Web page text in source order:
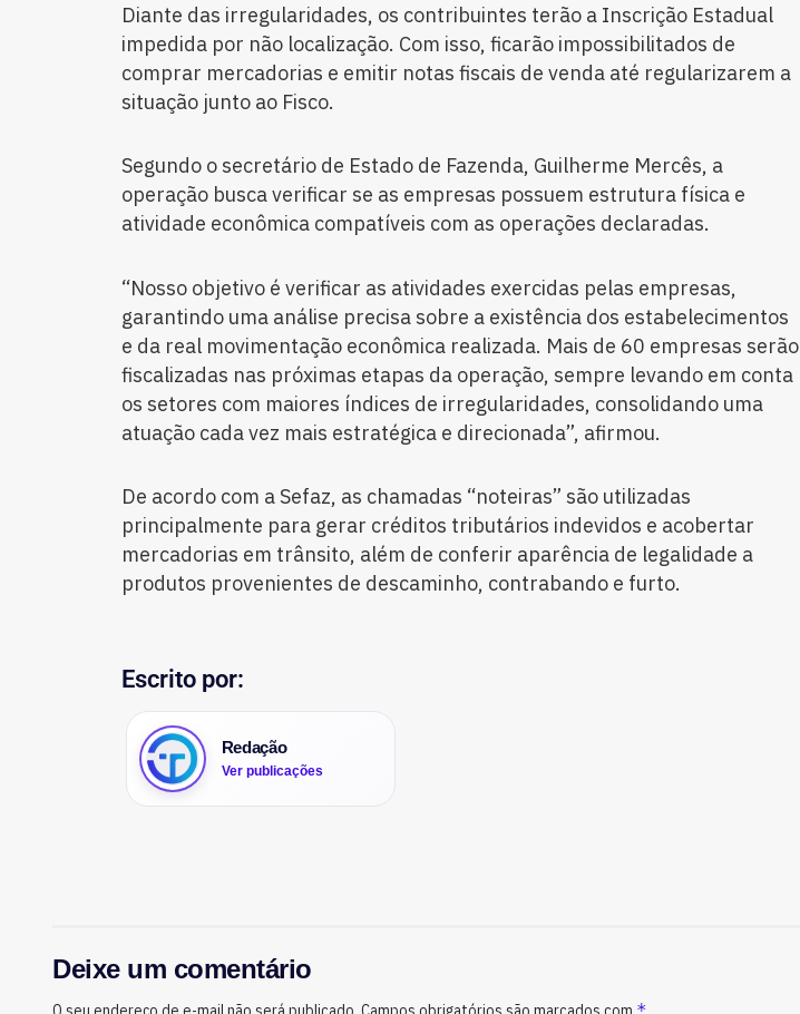
Diante das irregularidades, os contribuintes terão a Inscrição Estadual
impedida por não localização. Com isso, ficarão impossibilitados de
comprar mercadorias e emitir notas fiscais de venda até regularizarem a
situação junto ao Fisco.
Segundo o secretário de Estado de Fazenda, Guilherme Mercês, a
operação busca verificar se as empresas possuem estrutura física e
atividade econômica compatíveis com as operações declaradas.
“Nosso objetivo é verificar as atividades exercidas pelas empresas,
garantindo uma análise precisa sobre a existência dos estabelecimentos
e da real movimentação econômica realizada. Mais de 60 empresas serão
fiscalizadas nas próximas etapas da operação, sempre levando em conta
os setores com maiores índices de irregularidades, consolidando uma
atuação cada vez mais estratégica e direcionada”, afirmou.
De acordo com a Sefaz, as chamadas “noteiras” são utilizadas
principalmente para gerar créditos tributários indevidos e acobertar
mercadorias em trânsito, além de conferir aparência de legalidade a
produtos provenientes de descaminho, contrabando e furto.
Escrito por:
Redação
Ver publicações
Deixe um comentário
*